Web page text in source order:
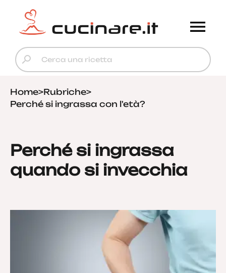
Home>Rubriche>
Perché si ingrassa con l'età?
Perché si ingrassa
quando si invecchia